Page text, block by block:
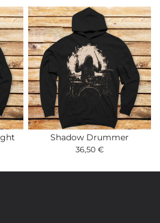
Shadow Drummer
36,50 €